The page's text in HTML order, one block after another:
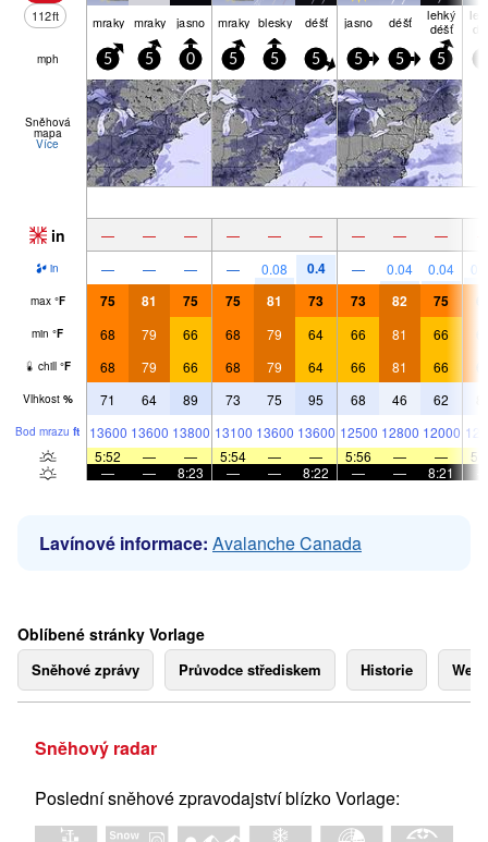
112ft mraky mraky jasno mraky blesky déšť jasno déšť lehký
déšť
mph 5 5 0 5 5 5 5 5 5
Sněhová
mapa
Více
in — — — — — — — — —
in — — — — 0.08 0.4 — 0.04 0.04
max °F 75 81 75 75 81 73 73 82 75
min °F 68 79 66 68 79 64 66 81 66
chill °F 68 79 66 68 79 64 66 81 66
Vlhkost % 71 64 89 73 75 95 68 46 62
Bod mrazu ft 13600 13600 13800 13100 13600 13600 12500 12800 12000
5:52
— — 5:54 — — 5:56 — —
—
— 8:23 — — 8:22 — — 8:21
Lavínové informace: Avalanche Canada
Oblíbené stránky Vorlage
Sněhové zprávy Průvodce střediskem Historie
Sněhový radar
Poslední sněhové zpravodajství blízko Vorlage: